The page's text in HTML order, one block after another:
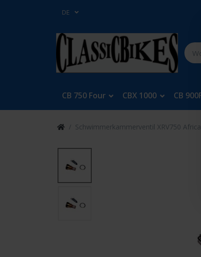
DE
CB 750 Four CBX 1000 CB
Schwimmerkammerventil XRV750 Africa